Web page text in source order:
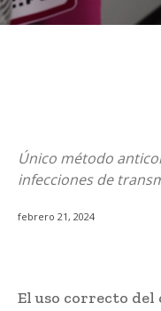
Único método
infecciones de
febrero 21, 2024
El uso correcto